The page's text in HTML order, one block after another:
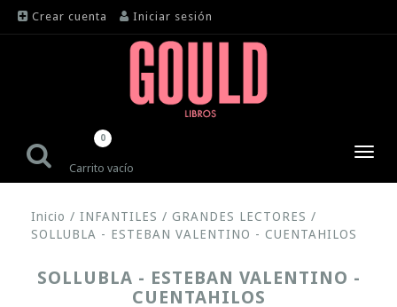
Crear cuenta Iniciar sesión
Carrito vacío
0
Inicio / INFANTILES / GRANDES LECTORES /
SOLLUBLA - ESTEBAN VALENTINO - CUENTAHILOS
SOLLUBLA - ESTEBAN VALENTINO -
CUENTAHILOS